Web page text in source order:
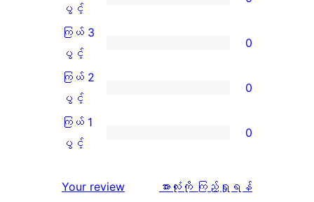
ပွင့်
အဆင့်
သုံးသပ်
ကြယ်
4
ပွင့်
အဆင့်
သုံးသပ်
ပွင့်
ကြယ်
3
ပွင့်
အဆင့်
သုံးသပ်
ကြယ် 3
ပွင့်
0
ကြယ်
2
ပွင့်
သုံးသပ်
ကြယ် 2
ပွင့်
0
ကြယ်
ပွင့်
ကြယ် 1
ပွင့်
0
Your review
သုံးသပ်
အားလုံးကို ကြည့်ရှုရန်